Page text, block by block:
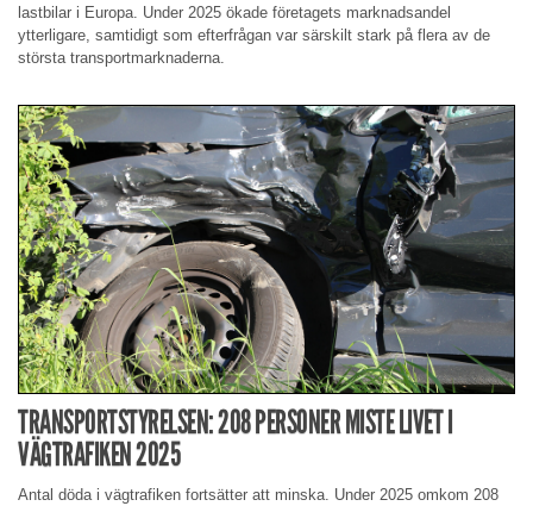
lastbilar i Europa. Under 2025 ökade företagets marknadsandel
ytterligare, samtidigt som efterfrågan var särskilt stark på flera av de
största transportmarknaderna.
TRANSPORTSTYRELSEN: 208 PERSONER MISTE LIVET I
VÄGTRAFIKEN 2025
Antal döda i vägtrafiken fortsätter att minska. Under 2025 omkom 208